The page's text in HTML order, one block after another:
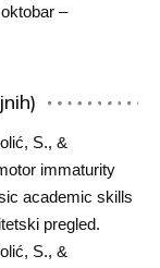
–
S., &
immaturity
academic skills
pregled.
S., &